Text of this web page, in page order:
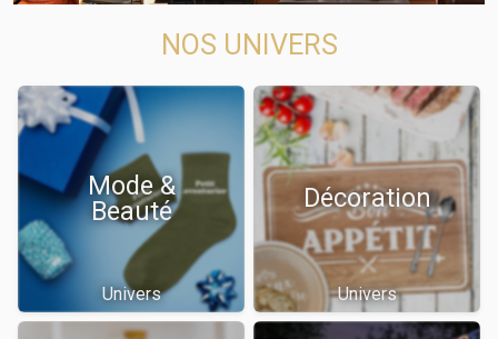
NOS UNIVERS
Mode &
Beauté
Univers
Décoration
Univers